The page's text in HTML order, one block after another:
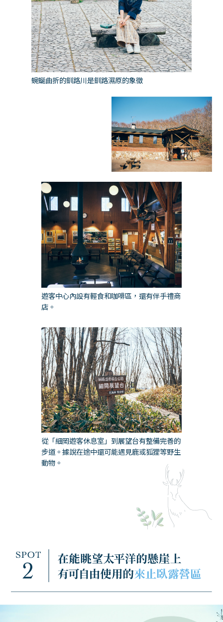
蜿蜒曲折的釧路川是釧路濕原的象徵
遊客中心內設有輕食和咖啡區，還有伴手禮商
店。
從「細岡遊客休息室」到展望台有整備完善的
步道。據說在途中還可能遇見鹿或狐狸等野生
動物。